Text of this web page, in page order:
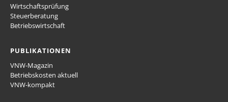
Wirtschaftsprüfung
Steuerberatung
Betriebswirtschaft
PUBLIKATIONEN
VNW-Magazin
Betriebskosten aktuell
VNW-kompakt